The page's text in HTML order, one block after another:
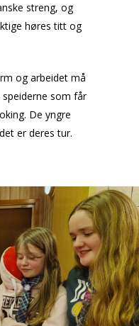
streng, og
høres titt og
og arbeidet må
som får
De yngre
er deres tur.